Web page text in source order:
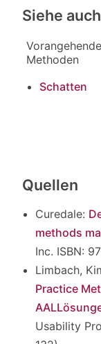
Siehe auch
Vorangehende
Methoden
Schatten
Quellen
Curedale:
methods
Inc. ISBN:
Limbach,
Practice
Usability